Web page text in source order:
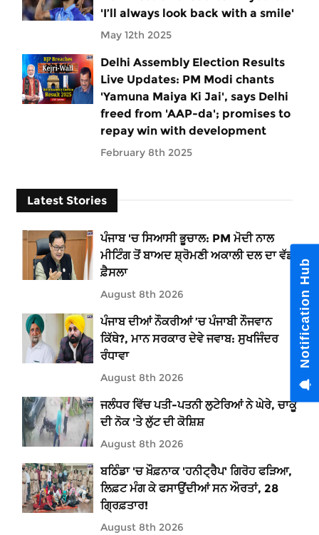
'I’ll always look back with a smile'
May 12th 2025
Delhi Assembly Election Results
Live Updates: PM Modi chants
'Yamuna Maiya Ki Jai', says Delhi
freed from 'AAP-da'; promises to
repay win with development
February 8th 2025
Latest Stories
ਪੰਜਾਬ 'ਚ ਸਿਆਸੀ ਭੂਚਾਲ: PM ਮੋਦੀ ਨਾਲ
ਮੀਟਿੰਗ ਤੋਂ ਬਾਅਦ ਸ਼੍ਰੋਮਣੀ ਅਕਾਲੀ ਦਲ ਦਾ ਵੱਡਾ
ਫ਼ੈਸਲਾ
August 8th 2026
ਪੰਜਾਬ ਦੀਆਂ ਨੌਕਰੀਆਂ ’ਚ ਪੰਜਾਬੀ ਨੌਜਵਾਨ
ਕਿੱਥੇ?, ਮਾਨ ਸਰਕਾਰ ਦੇਵੇ ਜਵਾਬ: ਸੁਖਜਿੰਦਰ
ਰੰਧਾਵਾ
August 8th 2026
ਜਲੰਧਰ ਵਿੱਚ ਪਤੀ-ਪਤਨੀ ਲੁਟੇਰਿਆਂ ਨੇ ਘੇਰੇ, ਚਾਕੂ
ਦੀ ਨੋਕ 'ਤੇ ਲੁੱਟ ਦੀ ਕੋਸ਼ਿਸ਼
August 8th 2026
ਬਠਿੰਡਾ 'ਚ ਖ਼ੌਫ਼ਨਾਕ 'ਹਨੀਟ੍ਰੈਪ' ਗਿਰੋਹ ਫੜਿਆ,
ਲਿਫ਼ਟ ਮੰਗ ਕੇ ਫਸਾਉਂਦੀਆਂ ਸਨ ਔਰਤਾਂ, 28
ਗ੍ਰਿਫ਼ਤਾਰ!
August 8th 2026
Notification Hub